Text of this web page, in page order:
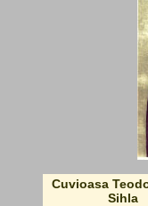
Cuvioasa
Sihla